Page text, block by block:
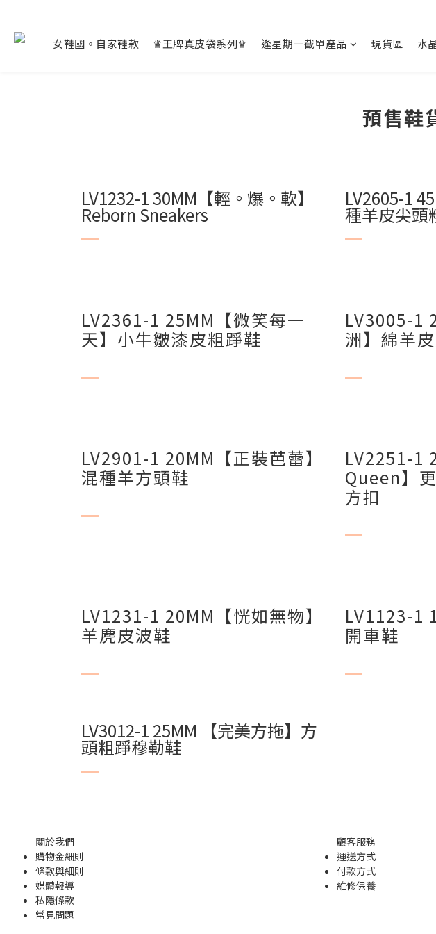
女鞋國。自家鞋款 ♛王牌真皮袋系列♛ 逢星期一截單產品 現貨區 水
預售鞋
LV1232-1 30MM【輕。爆。軟】
Reborn Sneakers
LV2605-1
種羊皮尖頭
LV2361-1 25MM【微笑每一
天】小牛皺漆皮粗踭鞋
LV3005-1
洲】綿羊
LV2901-1 20MM【正裝芭蕾】
混種羊方頭鞋
LV2251-1
Queen】
方扣
LV1231-1 20MM【恍如無物】
羊麂皮波鞋
LV1123-1
開車鞋
LV3012-1 25MM 【完美方拖】方
頭粗踭穆勒鞋
關於我們
購物金細則
條款與細則
媒體報導
私隱條款
常見問題
顧客服務
運送方式
付款方式
維修保養